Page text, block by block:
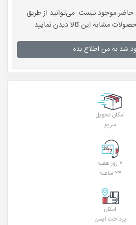
حاضر موجود نیست. می‌توانید از طریق
مشابه این کالا دیدن نمایید
شد به من اطلاع بده
امکان تحویل
سریع
۷ روز هفته
۲۴ ساعته
امکان
پرداخت ایمن